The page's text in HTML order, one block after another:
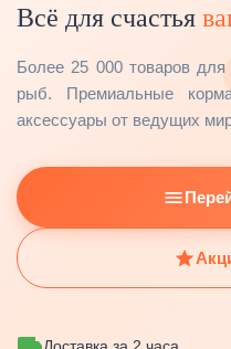
Всё для счастья
Более 25 000 товаров
рыб. Премиальные
аксессуары от ведущих
Доставка за 2 часа